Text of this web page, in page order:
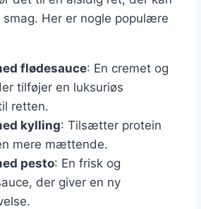
Her er nogle populære
flødesauce: En cremet og
tilføjer en luksuriøs
retten.
kylling: Tilsætter protein
mere mættende.
pesto: En frisk og
der giver en ny